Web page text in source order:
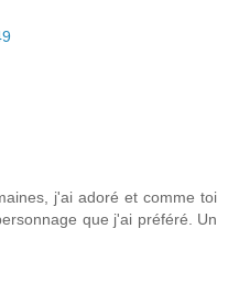
j'ai adoré et comme toi
que j'ai préféré. Un